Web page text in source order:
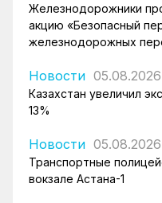
Железнодорожники
акцию «Безопасный
железнодорожных
Новости 05.08.2026
Казахстан увеличил
13%
Новости 05.08.2026
Транспортные
вокзале Астана-1